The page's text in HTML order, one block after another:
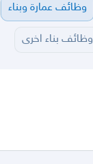
وظائف عمارة وبناء
وظائف بناء اخرى